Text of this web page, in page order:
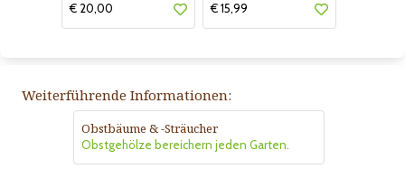
€ 20,00
€ 15,99
Weiterführende Informationen:
Obstbäume & -Sträucher
Obstgehölze bereichern jeden Garten.